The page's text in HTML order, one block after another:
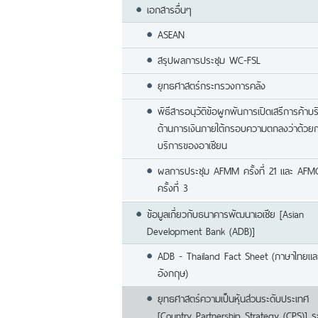
เอกสารอื่นๆ
ASEAN
สรุปผลการประชุม WC-FSL
ยุทธศาสตร์กระทรวงการคลัง
พิธีสารอนุวัติข้อผูกพันการเปิดเสรีการค้าบ
ด้านการเงินภายใต้กรอบความตกลงว่าด้วย
บริการของอาเซียน
ผลการประชุม AFMM ครั้งที่ 21 และ
ครั้งที่ 3
ข้อมูลเกี่ยวกับธนาคารพัฒนาเอเชีย [Asian
Development Bank (ADB)]
ADB - Thailand Fact Sheet (ภาษาไทยแ
อังกฤษ)
ยุทธศาสตร์ความเป็นหุ้นส่วนระดับประเทศ